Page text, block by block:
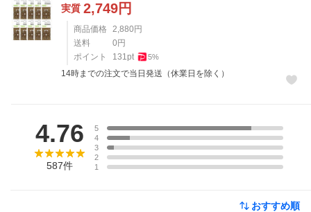
実質 2,749円
商品価格 2,880 円
送料
0 円
ポイント
131pt 5%
14時までの注文で当日発送（休業日を除く）
4.76
587件
5
4
3
2
1
おすすめ順